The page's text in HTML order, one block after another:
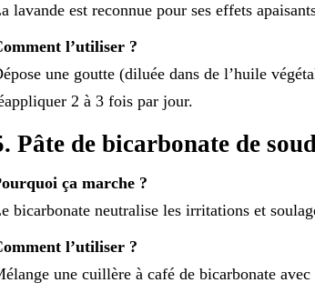
lavande est reconnue pour ses effets
l’utiliser ?
une goutte (diluée dans de l’huile
2 à 3 fois par jour.
Pâte de bicarbonate de
ça marche ?
bicarbonate neutralise les irritations et
l’utiliser ?
une cuillère à café de bicarbonate